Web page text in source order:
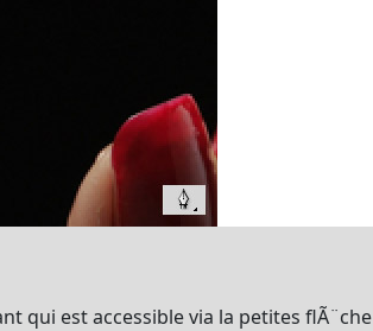
qui est accessible via la petites flÃ¨che